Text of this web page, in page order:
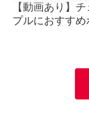
【動画あり】
プルにおすすめ